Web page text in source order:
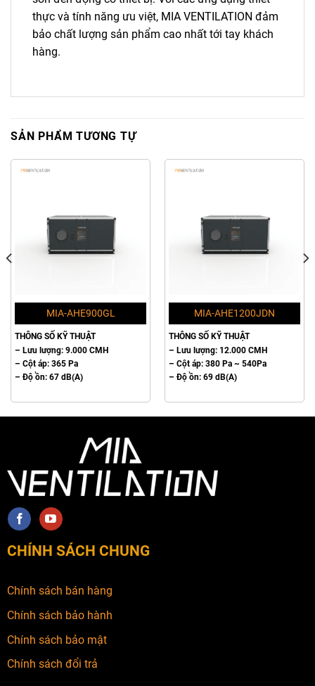
thực và tính năng ưu việt, MIA VENTILATION đảm
bảo chất lượng sản phẩm cao nhất tới tay khách
hàng.
SẢN PHẨM TƯƠNG TỰ
MIA-AHE900GL
THÔNG SỐ KỸ THUẬT
– Lưu lượng: 9.000 CMH
– Cột áp: 365 Pa
– Độ ồn: 67 dB(A)
MIA-AHE1200JDN
THÔNG SỐ KỸ THUẬT
– Lưu lượng: 12.000 CMH
– Cột áp: 380 Pa ~ 540Pa
– Độ ồn: 69 dB(A)
CHÍNH SÁCH CHUNG
Chính sách bán hàng
Chính sách bảo hành
Chính sách bảo mật
Chính sách đổi trả